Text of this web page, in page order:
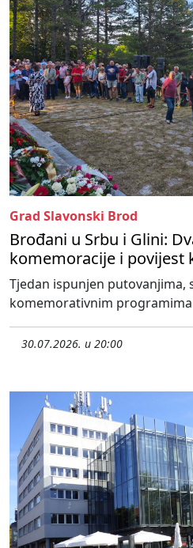
Grad Slavonski Brod
Brođani u Srbu i Glini:
komemoracije i povijest
Tjedan ispunjen putovanjima,
komemorativnim
30.07.2026. u 20:00